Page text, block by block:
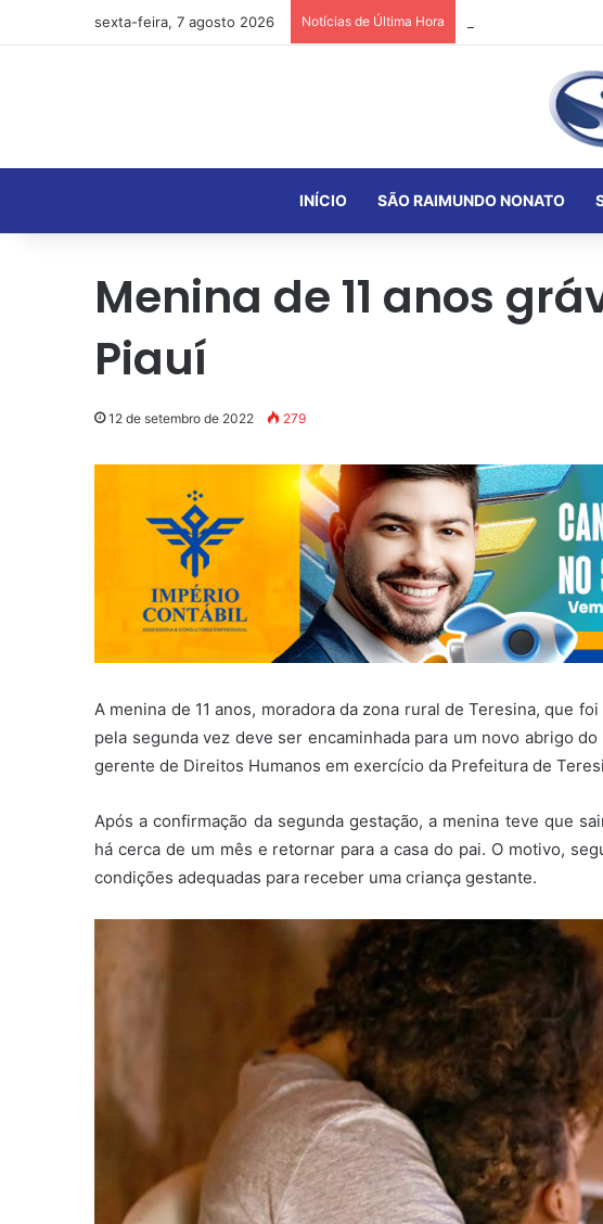
sexta-feira, 7 agosto 2026 Notícias de Última Hora
INÍCIO SÃO RAIMUNDO NONATO
Menina de 11 anos
Piauí
12 de setembro de 2022 279
A menina de 11 anos, moradora da zona rural de Teresina, que
pela segunda vez deve ser encaminhada para um novo abrigo
gerente de Direitos Humanos em exercício da Prefeitura de
Após a confirmação da segunda gestação, a menina teve que
há cerca de um mês e retornar para a casa do pai. O motivo,
condições adequadas para receber uma criança gestante.